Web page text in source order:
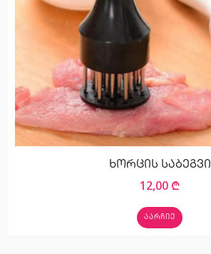
ხორცის საბეგვი
12,00 ₾
ᲐᲐᲠᲩᲘᲔ